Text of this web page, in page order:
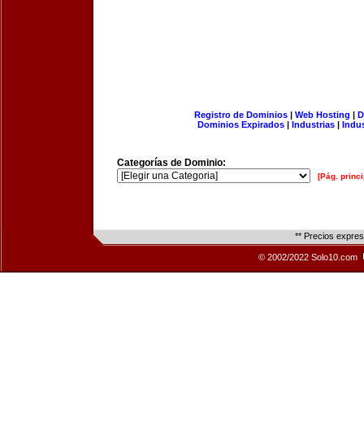
Registro de Dominios| Web Hosting |
Dominios Expirados | Industrias |
Categorías de Dominio:
[Pág.
** Precios
© 2002/2022 Solo10.com